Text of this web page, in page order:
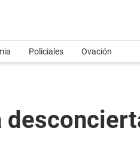
Policiales Ovación